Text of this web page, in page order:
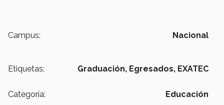
Campus: Nacional
Etiquetas: Graduación, Egresados, EXATEC
Categoría: Educación